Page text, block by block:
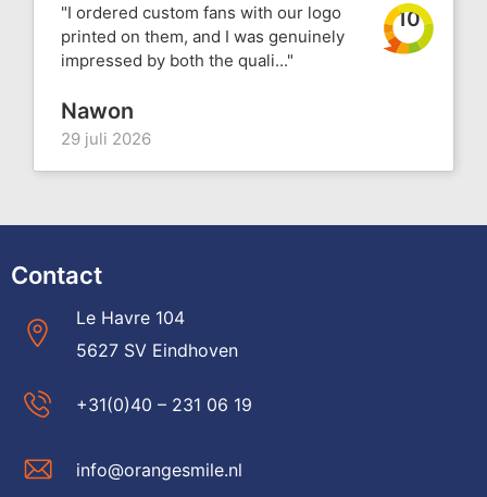
"I ordered custom fans with our logo
printed on them, and I was genuinely
impressed by both the quali..."
10
Nawon
29 juli 2026
Contact
Le Havre 104
5627 SV Eindhoven
+31(0)40 – 231 06 19
info@orangesmile.nl